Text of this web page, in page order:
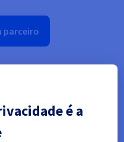
parceiro
Nutanix
é a